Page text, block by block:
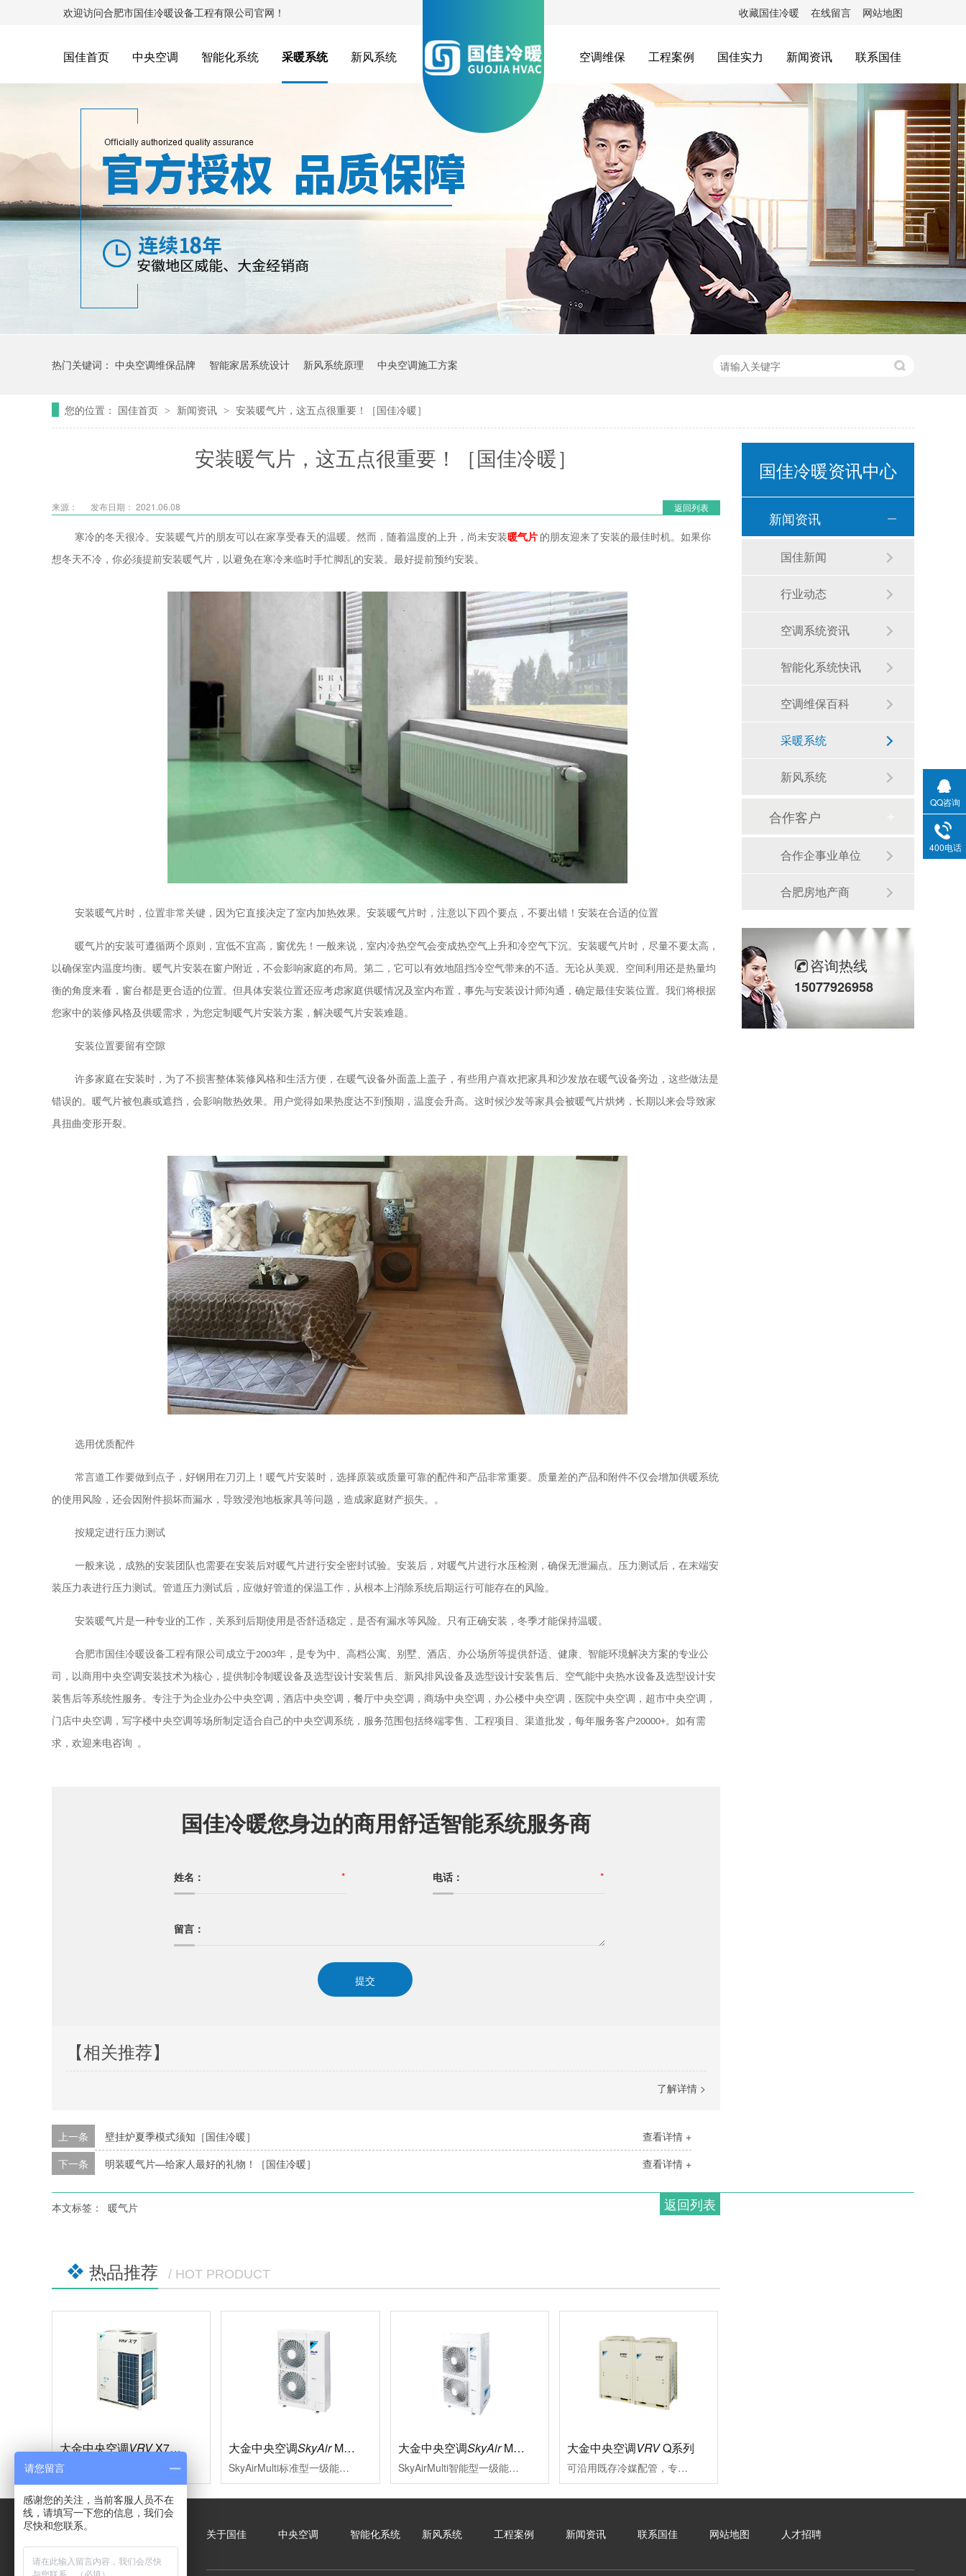
收藏国佳冷暖 在线留言 网站地图
欢迎访问合肥市国佳冷暖设备工程有限公司官网！
国佳首页 中央空调 智能化系统 采暖系统 新风系统 空调维保 工程案例 国佳实力 新闻资讯 联系国佳
热门关键词： 中央空调维保品牌 智能家居系统设计 新风系统原理 中央空调施工方案
您的位置： 国佳首页 > 新闻资讯 > 安装暖气片，这五点很重要！［国佳冷暖］
安装暖气片，这五点很重要！［国佳冷暖］
返回列表
来源： 发布日期： 2021.06.08
寒冷的冬天很冷。安装暖气片的朋友可以在家享受春天的温暖。然而，随着温度的上升，尚未安装暖气片 的朋友迎来了安装的最佳时机。如果你
想冬天不冷，你必须提前安装暖气片，以避免在寒冷来临时手忙脚乱的安装。最好提前预约安装。
安装暖气片时，位置非常关键，因为它直接决定了室内加热效果。安装暖气片时，注意以下四个要点，不要出错！安装在合适的位置
暖气片的安装可遵循两个原则，宜低不宜高，窗优先！一般来说，室内冷热空气会变成热空气上升和冷空气下沉。安装暖气片时，尽量不要太高，
以确保室内温度均衡。暖气片安装在窗户附近，不会影响家庭的布局。第二，它可以有效地阻挡冷空气带来的不适。无论从美观、空间利用还是热量均
衡的角度来看，窗台都是更合适的位置。但具体安装位置还应考虑家庭供暖情况及室内布置，事先与安装设计师沟通，确定最佳安装位置。我们将根据
您家中的装修风格及供暖需求，为您定制暖气片安装方案，解决暖气片安装难题。
安装位置要留有空隙
许多家庭在安装时，为了不损害整体装修风格和生活方便，在暖气设备外面盖上盖子，有些用户喜欢把家具和沙发放在暖气设备旁边，这些做法是
错误的。暖气片被包裹或遮挡，会影响散热效果。用户觉得如果热度达不到预期，温度会升高。这时候沙发等家具会被暖气片烘烤，长期以来会导致家
具扭曲变形开裂。
选用优质配件
常言道工作要做到点子，好钢用在刀刃上！暖气片安装时，选择原装或质量可靠的配件和产品非常重要。质量差的产品和附件不仅会增加供暖系统
的使用风险，还会因附件损坏而漏水，导致浸泡地板家具等问题，造成家庭财产损失。。
按规定进行压力测试
一般来说，成熟的安装团队也需要在安装后对暖气片进行安全密封试验。安装后，对暖气片进行水压检测，确保无泄漏点。压力测试后，在末端安
装压力表进行压力测试。管道压力测试后，应做好管道的保温工作，从根本上消除系统后期运行可能存在的风险。
安装暖气片是一种专业的工作，关系到后期使用是否舒适稳定，是否有漏水等风险。只有正确安装，冬季才能保持温暖。
合肥市国佳冷暖设备工程有限公司成立于2003年，是专为中、高档公寓、别墅、酒店、办公场所等提供舒适、健康、智能环境解决方案的专业公
司，以商用中央空调安装技术为核心，提供制冷制暖设备及选型设计安装售后、新风排风设备及选型设计安装售后、空气能中央热水设备及选型设计安
装售后等系统性服务。专注于为企业办公中央空调，酒店中央空调，餐厅中央空调，商场中央空调，办公楼中央空调，医院中央空调，超市中央空调，
门店中央空调，写字楼中央空调等场所制定适合自己的中央空调系统，服务范围包括终端零售、工程项目、渠道批发，每年服务客户20000+。如有需
求，欢迎来电咨询 。
国佳冷暖您身边的商用舒适智能系统服务商
姓名： * 电话： *
留言：
【相关推荐】
了解详情 >
查看详情 +
上一条
壁挂炉夏季模式须知［国佳冷暖］
查看详情 +
下一条 明装暖气片—给家人最好的礼物！［国佳冷暖］
返回列表
本文标签： 暖气片
热品推荐 / HOT PRODUCT
大金中央空调VRVX7系列
多联式中央空调的革新，现代大型楼宇的必然选择充分满足现代楼宇对于中央空调系统的需求，系统运转效率进一步的提升空调的舒适性、节能型、设计安装的便利性、系统运转的可靠性等多项性能均达到业内赢领水平
大金中央空调SkyAirMulti标准型
SkyAirMulti标准型一级能效新冷媒变频多联式空调系统大金将变频多联技术适合用于中小型商业空间的特质融于SkyAirMulti系列中，能够贴合各类装修风格其室外机高集成，小巧化、化整为零的特点，更为外墙预留了更多充分表达建筑设计美感与品位的空间
大金中央空调SkyAirMulti智能型
SkyAirMulti智能型一级能效变频多联空调系统性能可靠、外形美观的SkyAirMulti系列空调，一直以来是各类中小型商业空间的智慧之选SkyAirMulti系列空调全面升级，用户在体验大金空调营造的舒适空气环境的同时，更因其智能便捷的控制，完善的服务及赢领的节能效果而获益良多
大金中央空调VRVQ系列
可沿用既存冷媒配管，专注应对大楼空调改造施工周期长、投资成本高、内装修补流程繁琐一直是大楼空调改造过程中面临的难题VRV更新用Q系列能快捷对应各类改造项目的中央空调系统
国佳冷暖资讯中心
新闻资讯
国佳新闻
行业动态
空调系统资讯
智能化系统快讯
空调维保百科
采暖系统
新风系统
合作客户
合作企事业单位
合肥房地产商
咨询热线
15077926958
关于国佳 中央空调 智能化系统 新风系统 工程案例 新闻资讯 联系国佳 网站地图 人才招聘
QQ咨询
400电话
请您留言
感谢您的关注，当前客服人员不在
线，请填写一下您的信息，我们会
尽快和您联系。